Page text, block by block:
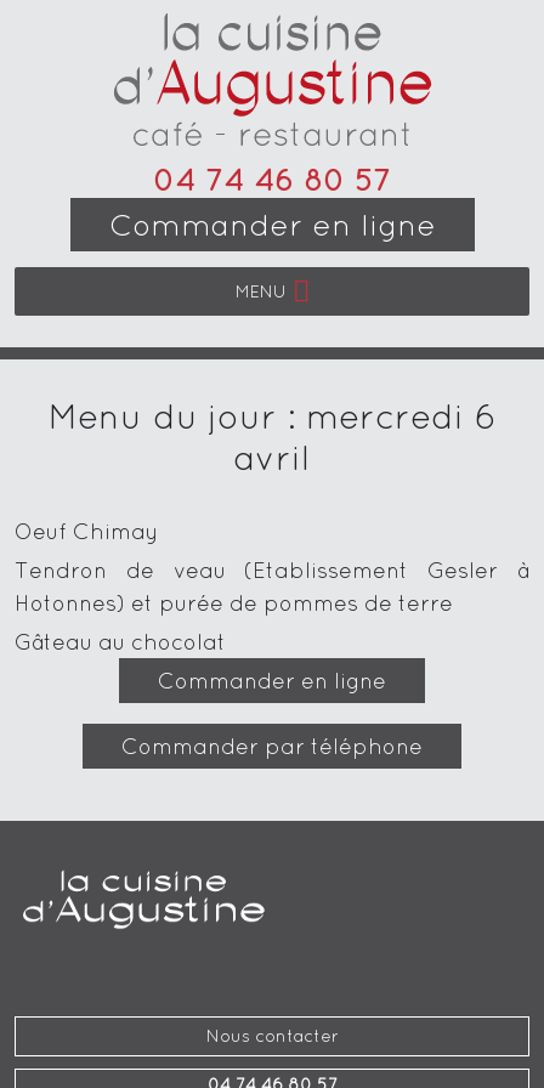
04 74 46 80 57
Commander en ligne
MENU
Menu du jour : mercredi 6
avril
Oeuf Chimay
Tendron de veau (Etablissement Gesler à
Hotonnes) et purée de pommes de terre
Gâteau au chocolat
Commander en ligne
Commander par téléphone
Nous contacter